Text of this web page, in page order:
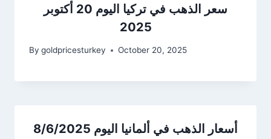
سعر الذهب في تركيا اليوم 20 أكتوبر
2025
By goldpricesturkey October 20, 2025
أسعار الذهب في ألمانيا اليوم 8/6/2025